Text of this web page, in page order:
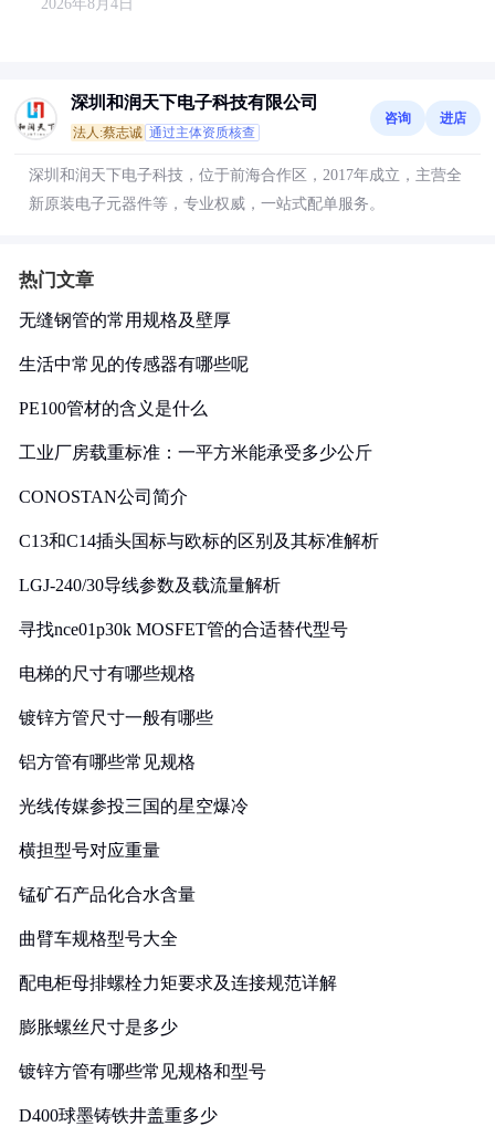
2026年8月4日
深圳和润天下电子科技有限公司
法人:蔡志诚 通过主体资质核查
咨询 进店
深圳和润天下电子科技，位于前海合作区，2017年成立，主营全
新原装电子元器件等，专业权威，一站式配单服务。
热门文章
无缝钢管的常用规格及壁厚
生活中常见的传感器有哪些呢
PE100管材的含义是什么
工业厂房载重标准：一平方米能承受多少公斤
CONOSTAN公司简介
C13和C14插头国标与欧标的区别及其标准解析
LGJ-240/30导线参数及载流量解析
寻找nce01p30k MOSFET管的合适替代型号
电梯的尺寸有哪些规格
镀锌方管尺寸一般有哪些
铝方管有哪些常见规格
光线传媒参投三国的星空爆冷
横担型号对应重量
锰矿石产品化合水含量
曲臂车规格型号大全
配电柜母排螺栓力矩要求及连接规范详解
膨胀螺丝尺寸是多少
镀锌方管有哪些常见规格和型号
D400球墨铸铁井盖重多少